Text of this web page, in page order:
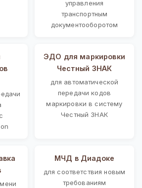
управления
транспортным
документооборотом
ЭДО для маркировки
Честный ЗНАК
для автоматической
передачи кодов
маркировки в систему
Честный ЗНАК
МЧД в Диадоке
для соответствия новым
требованиям